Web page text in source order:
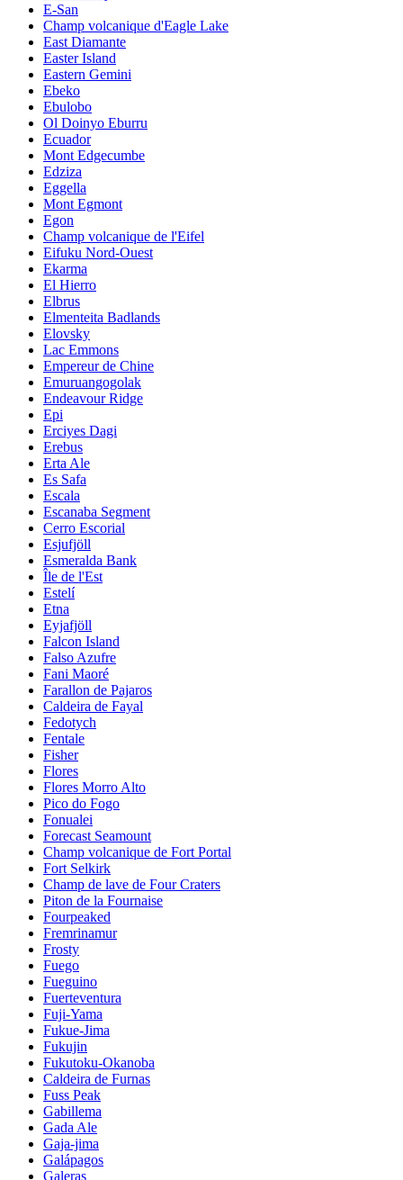
E-San
Champ volcanique d'Eagle Lake
East Diamante
Easter Island
Eastern Gemini
Ebeko
Ebulobo
Ol Doinyo Eburru
Ecuador
Mont Edgecumbe
Edziza
Eggella
Mont Egmont
Egon
Champ volcanique de l'Eifel
Eifuku Nord-Ouest
Ekarma
El Hierro
Elbrus
Elmenteita Badlands
Elovsky
Lac Emmons
Empereur de Chine
Emuruangogolak
Endeavour Ridge
Epi
Erciyes Dagi
Erebus
Erta Ale
Es Safa
Escala
Escanaba Segment
Cerro Escorial
Esjufjöll
Esmeralda Bank
Île de l'Est
Estelí
Etna
Eyjafjöll
Falcon Island
Falso Azufre
Fani Maoré
Farallon de Pajaros
Caldeira de Fayal
Fedotych
Fentale
Fisher
Flores
Flores Morro Alto
Pico do Fogo
Fonualei
Forecast Seamount
Champ volcanique de Fort Portal
Fort Selkirk
Champ de lave de Four Craters
Piton de la Fournaise
Fourpeaked
Fremrinamur
Frosty
Fuego
Fueguino
Fuerteventura
Fuji-Yama
Fukue-Jima
Fukujin
Fukutoku-Okanoba
Caldeira de Furnas
Fuss Peak
Gabillema
Gada Ale
Gaja-jima
Galápagos
Galeras